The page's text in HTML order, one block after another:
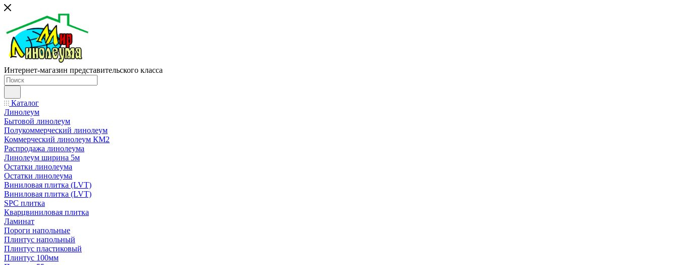
Интернет-магазин представительского класса
Каталог
Линолеум
Бытовой линолеум
Полукоммерческий линолеум
Коммерческий линолеум КМ2
Распродажа линолеума
Линолеум ширина 5м
Остатки линолеума
Остатки линолеума
Виниловая плитка (LVT)
Виниловая плитка (LVT)
SPC плитка
Кварцвиниловая плитка
Ламинат
Пороги напольные
Плинтус напольный
Плинтус пластиковый
Плинтус 100мм